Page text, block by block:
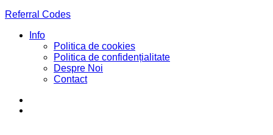
Referral Codes
Info
Politica de cookies
Politica de confidențialitate
Despre Noi
Contact